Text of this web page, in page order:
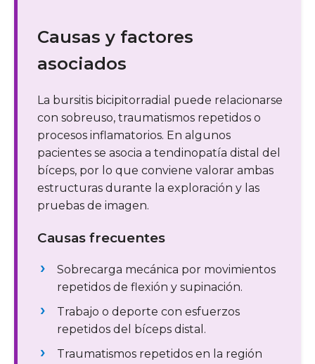
Causas y factores
asociados
La bursitis bicipitorradial puede relacionarse
con sobreuso, traumatismos repetidos o
procesos inflamatorios. En algunos
pacientes se asocia a tendinopatía distal del
bíceps, por lo que conviene valorar ambas
estructuras durante la exploración y las
pruebas de imagen.
Causas frecuentes
Sobrecarga mecánica por movimientos
repetidos de flexión y supinación.
Trabajo o deporte con esfuerzos
repetidos del bíceps distal.
Traumatismos repetidos en la región